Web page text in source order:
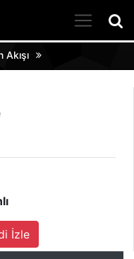
İzle